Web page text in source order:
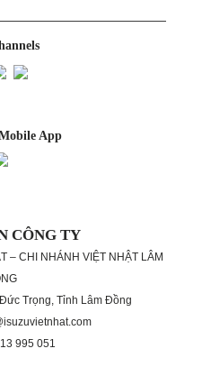
App
CÔNG TY
– CHI NHÁNH VIỆT NHẬT LÂM
Trọng, Tỉnh Lâm Đồng
995 051